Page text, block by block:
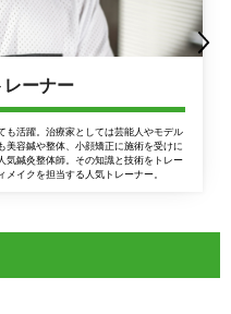
レーナー
も活躍。治療家としては芸能人やモデル
美容鍼や整体、小顔矯正に施術を受けに
気鍼灸整体師。その知識と技術をトレー
イクを担当する人気トレーナー。